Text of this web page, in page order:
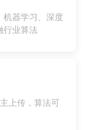
机器学习、深度
行业算法
上传，算法可